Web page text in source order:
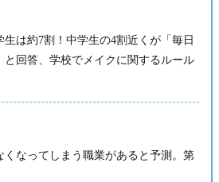
は約7割！中学生の4割近くが「毎日
と回答、学校でメイクに関するルール
くなってしまう職業があると予測。第